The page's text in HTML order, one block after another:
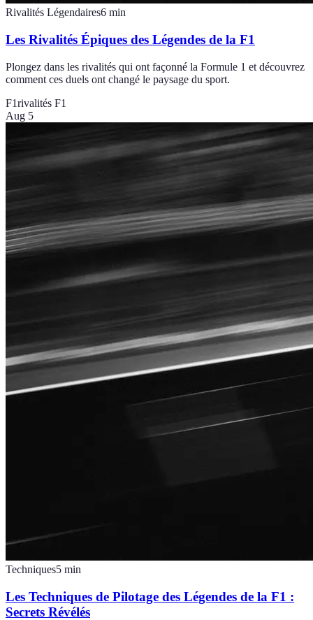
Rivalités Légendaires6 min
Les Rivalités Épiques des Légendes de la F1
Plongez dans les rivalités qui ont façonné la Formule 1 et découvrez
comment ces duels ont changé le paysage du sport.
F1rivalités F1
Aug 5
Techniques5 min
Les Techniques de Pilotage des Légendes de la F1 :
Secrets Révélés